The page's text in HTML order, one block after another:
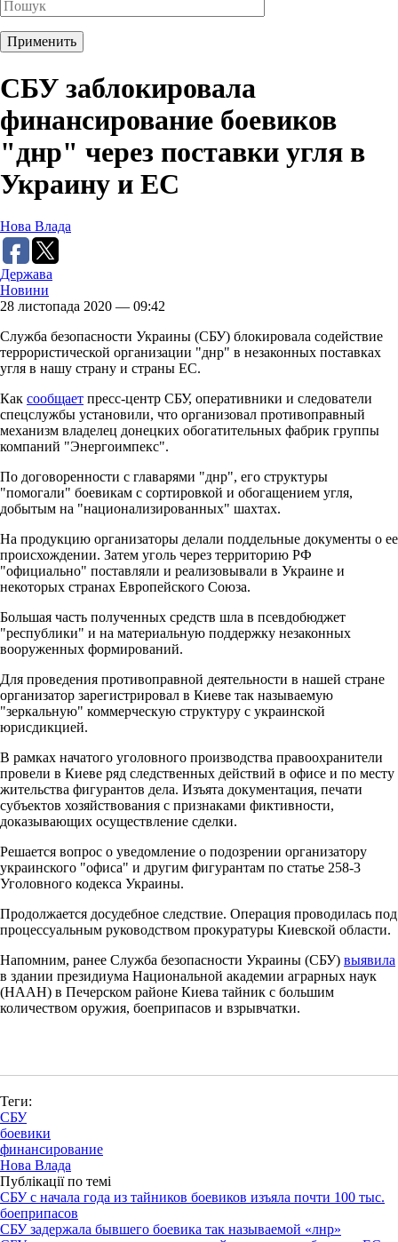
СБУ заблокировала
финансирование боевиков
"днр" через поставки угля в
Украину и ЕС
Нова Влада
Держава
Новини
28 листопада 2020 — 09:42
Служба безопасности Украины (СБУ) блокировала содействие
террористической организации "днр" в незаконных поставках
угля в нашу страну и страны ЕС.
Как сообщает пресс-центр СБУ, оперативники и следователи
спецслужбы установили, что организовал противоправный
механизм владелец донецких обогатительных фабрик группы
компаний "Энергоимпекс".
По договоренности с главарями "днр", его структуры
"помогали" боевикам с сортировкой и обогащением угля,
добытым на "национализированных" шахтах.
На продукцию организаторы делали поддельные документы о ее
происхождении. Затем уголь через территорию РФ
"официально" поставляли и реализовывали в Украине и
некоторых странах Европейского Союза.
Большая часть полученных средств шла в псевдобюджет
"республики" и на материальную поддержку незаконных
вооруженных формирований.
Для проведения противоправной деятельности в нашей стране
организатор зарегистрировал в Киеве так называемую
"зеркальную" коммерческую структуру с украинской
юрисдикцией.
В рамках начатого уголовного производства правоохранители
провели в Киеве ряд следственных действий в офисе и по месту
жительства фигурантов дела. Изъята документация, печати
субъектов хозяйствования с признаками фиктивности,
доказывающих осуществление сделки.
Решается вопрос о уведомление о подозрении организатору
украинского "офиса" и другим фигурантам по статье 258-3
Уголовного кодекса Украины.
Продолжается досудебное следствие. Операция проводилась под
процессуальным руководством прокуратуры Киевской области.
Напомним, ранее Служба безопасности Украины (СБУ) выявила
в здании президиума Национальной академии аграрных наук
(НААН) в Печерском районе Киева тайник с большим
количеством оружия, боеприпасов и взрывчатки.
Теги:
СБУ
боевики
финансирование
Нова Влада
Публікації по темі
СБУ с начала года из тайников боевиков изъяла почти 100 тыс.
боеприпасов
СБУ задержала бывшего боевика так называемой «лнр»